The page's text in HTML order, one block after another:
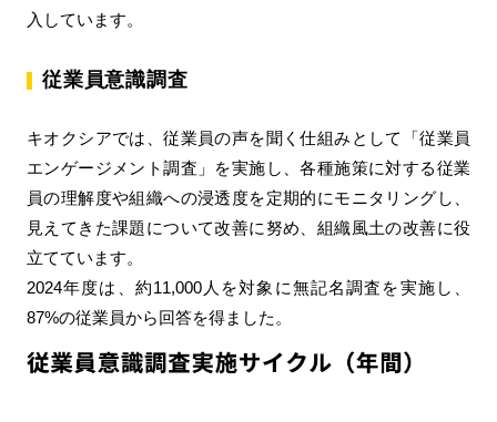
入しています。
従業員意識調査
キオクシアでは、従業員の声を聞く仕組みとして「従業員
エンゲージメント調査」を実施し、各種施策に対する従業
員の理解度や組織への浸透度を定期的にモニタリングし、
見えてきた課題について改善に努め、組織風土の改善に役
立てています。
2024年度は、約11,000人を対象に無記名調査を実施し、
87%の従業員から回答を得ました。